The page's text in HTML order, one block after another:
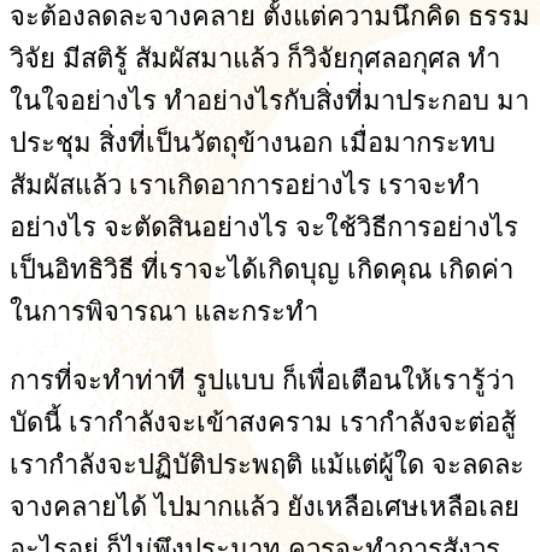
จะต้องลดละจางคลาย ตั้งแต่ความนึกคิด ธรรม
วิจัย มีสติรู้ สัมผัสมาแล้ว ก็วิจัยกุศลอกุศล ทำ
ในใจอย่างไร ทำอย่างไรกับสิ่งที่มาประกอบ มา
ประชุม สิ่งที่เป็นวัตถุข้างนอก เมื่อมากระทบ
สัมผัสแล้ว เราเกิดอาการอย่างไร เราจะทำ
อย่างไร จะตัดสินอย่างไร จะใช้วิธีการอย่างไร
เป็นอิทธิวิธี ที่เราจะได้เกิดบุญ เกิดคุณ เกิดค่า
ในการพิจารณา และกระทำ
การที่จะทำท่าที รูปแบบ ก็เพื่อเตือนให้เรารู้ว่า
บัดนี้ เรากำลังจะเข้าสงคราม เรากำลังจะต่อสู้
เรากำลังจะปฏิบัติประพฤติ แม้แต่ผู้ใด จะลดละ
จางคลายได้ ไปมากแล้ว ยังเหลือเศษเหลือเลย